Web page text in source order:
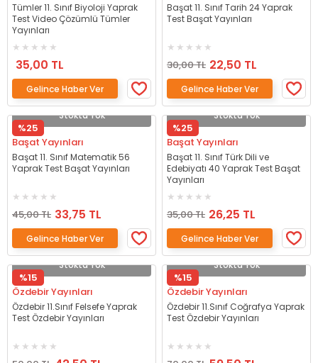
Tümler 11. Sınıf Biyoloji Yaprak
Test Video Çözümlü Tümler
Yayınları
35,00 TL
Gelince Haber Ver
Başat 11. Sınıf Tarih 24 Yaprak
Test Başat Yayınları
30,00 TL 22,50 TL
Gelince Haber Ver
Stokta Yok
%25
Başat Yayınları
Başat 11. Sınıf Matematik 56
Yaprak Test Başat Yayınları
45,00 TL 33,75 TL
Gelince Haber Ver
Stokta Yok
%25
Başat Yayınları
Başat 11. Sınıf Türk Dili ve
Edebiyatı 40 Yaprak Test Başat
Yayınları
35,00 TL 26,25 TL
Gelince Haber Ver
Stokta Yok
%15
Özdebir Yayınları
Özdebir 11.Sınıf Felsefe Yaprak
Test Özdebir Yayınları
Stokta Yok
%15
Özdebir Yayınları
Özdebir 11.Sınıf Coğrafya Yaprak
Test Özdebir Yayınları